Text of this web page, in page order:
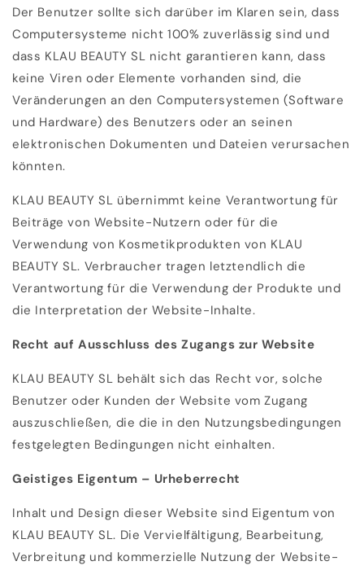
Der Benutzer sollte sich darüber im Klaren sein, dass
Computersysteme nicht 100% zuverlässig sind und
dass KLAU BEAUTY SL nicht garantieren kann, dass
keine Viren oder Elemente vorhanden sind, die
Veränderungen an den Computersystemen (Software
und Hardware) des Benutzers oder an seinen
elektronischen Dokumenten und Dateien verursachen
könnten.
KLAU BEAUTY SL übernimmt keine Verantwortung für
Beiträge von Website-Nutzern oder für die
Verwendung von Kosmetikprodukten von KLAU
BEAUTY SL. Verbraucher tragen letztendlich die
Verantwortung für die Verwendung der Produkte und
die Interpretation der Website-Inhalte.
Recht auf Ausschluss des Zugangs zur Website
KLAU BEAUTY SL behält sich das Recht vor, solche
Benutzer oder Kunden der Website vom Zugang
auszuschließen, die die in den Nutzungsbedingungen
festgelegten Bedingungen nicht einhalten.
Geistiges Eigentum – Urheberrecht
Inhalt und Design dieser Website sind Eigentum von
KLAU BEAUTY SL. Die Vervielfältigung, Bearbeitung,
Verbreitung und kommerzielle Nutzung der Website-